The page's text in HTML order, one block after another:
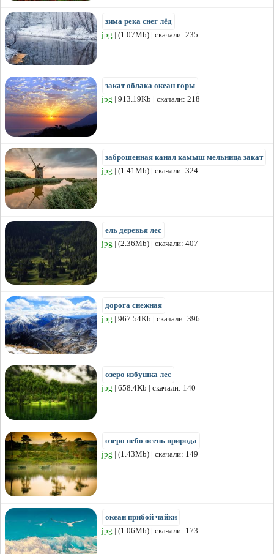
зима река снег лёд
jpg | (1.07Mb) | скачали: 235
закат облака океан горы
jpg | 913.19Kb | скачали: 218
заброшенная канал камыш мельница закат
jpg | (1.41Mb) | скачали: 324
ель деревья лес
jpg | (2.36Mb) | скачали: 407
дорога снежная
jpg | 967.54Kb | скачали: 396
озеро избушка лес
jpg | 658.4Kb | скачали: 140
озеро небо осень природа
jpg | (1.43Mb) | скачали: 149
океан прибой чайки
jpg | (1.06Mb) | скачали: 173